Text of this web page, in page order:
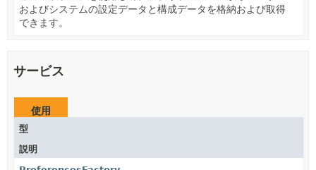
およびシステムの設定データと構成データを格納および取得
できます。
サービス
使用
型
説明